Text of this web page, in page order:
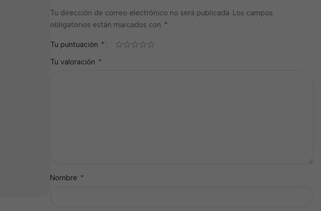
Tu dirección de correo electrónico no será publicada. Los campos
obligatorios están marcados con *
Tu puntuación *
Tu valoración *
Nombre *